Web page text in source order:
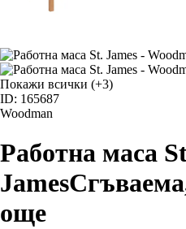
Покажи всички (+3)
ID: 165687
Woodman
Работна маса
James
още